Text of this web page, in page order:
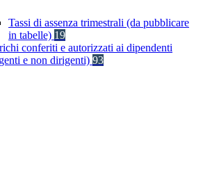
Tassi di assenza trimestrali (da pubblicare
in tabelle) 19
conferiti e autorizzati ai dipendenti
e non dirigenti) 93